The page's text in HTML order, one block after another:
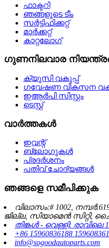
ഫാക്ടറി
ഞങ്ങളുടെ ടീം
സർട്ടിഫിക്കറ്റ്
മാർക്കറ്റ്
കാറ്റലോഗ്
ഗുണനിലവാര
ക്യുസി വകുപ്പ്
ഗവേഷണ വികസന
ഇആർപി സിസ്റ്റം
ടെസ്റ്റ്
വാർത്തകൾ
ഇവന്റ്
ബ്ലോഗുകൾ
പ്രദർശനം
പതിവ് ചോദ്യങ്ങൾ
ഞങ്ങളെ സമീപിക്കുക
വിലാസം:# 1002,
ജില്ല, സിയാമെൻ സിറ്റി,
തിങ്കൾ - വെള്ളി:
+86 15960836188
info@sogoodautoparts.com